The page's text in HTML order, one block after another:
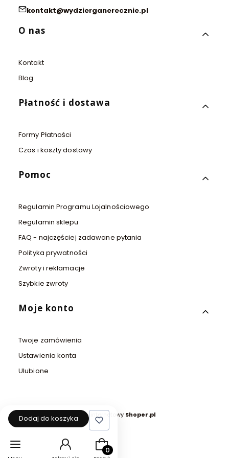
kontakt@wydzierganerecznie.pl
Linki w stopce
O nas
Kontakt
Blog
Płatność i dostawa
Formy Płatności
Czas i koszty dostawy
Pomoc
Regulamin Programu Lojalnościowego
Regulamin sklepu
FAQ - najczęściej zadawane pytania
Polityka prywatności
Zwroty i reklamacje
Szybkie zwroty
Moje konto
Twoje zamówienia
Ustawienia konta
Ulubione
Sklep internetowy Shoper.pl
Dodaj do koszyka
Produkty w koszyku: 0. Zobacz